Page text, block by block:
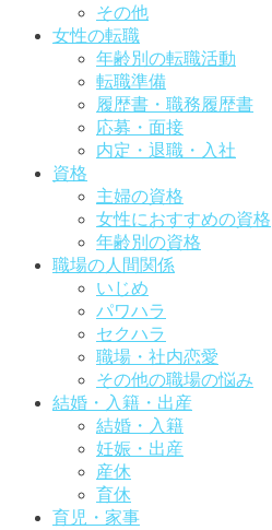
その他
女性の転職
年齢別の転職活動
転職準備
履歴書・職務履歴書
応募・面接
内定・退職・入社
資格
主婦の資格
女性におすすめの資格
年齢別の資格
職場の人間関係
いじめ
パワハラ
セクハラ
職場・社内恋愛
その他の職場の悩み
結婚・入籍・出産
結婚・入籍
妊娠・出産
産休
育休
育児・家事